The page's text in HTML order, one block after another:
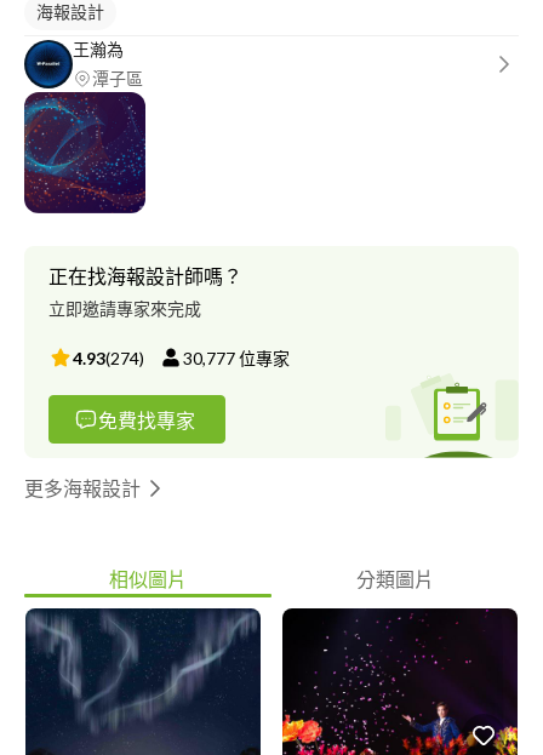
海報設計
王瀚為
潭子區
正在找海報設計師嗎？
立即邀請專家來完成
4.93(274) 30,777位專家
免費找專家
更多海報設計
相似圖片 分類圖片